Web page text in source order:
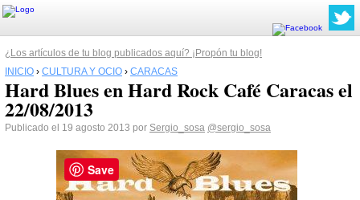
¿Los artículos de tu blog publicados aquí? ¡Propón tu blog!
INICIO › CULTURA Y OCIO › CARACAS
Hard Blues en Hard Rock Café Caracas el
22/08/2013
Publicado el 19 agosto 2013 por Sergio_sosa @sergio_sosa
Save